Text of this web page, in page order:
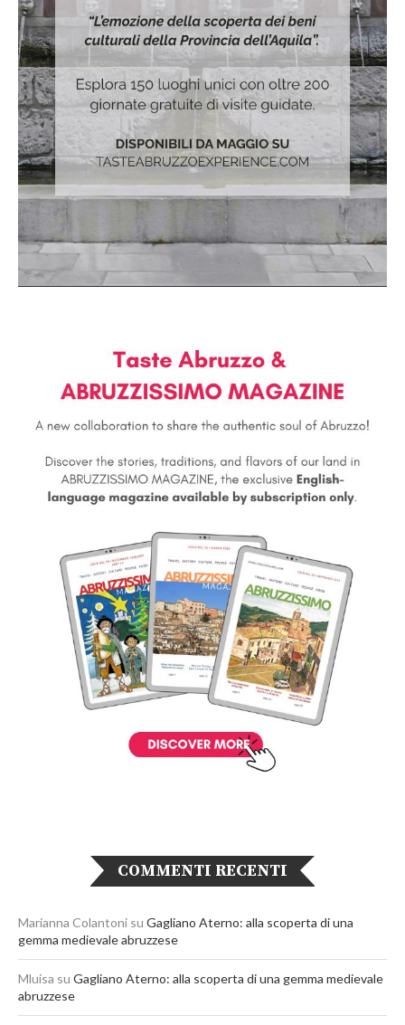
COMMENTI RECENTI
Marianna Colantoni su Gagliano Aterno: alla scoperta di una
gemma medievale abruzzese
Mluisa su Gagliano Aterno: alla scoperta di una gemma medievale
abruzzese